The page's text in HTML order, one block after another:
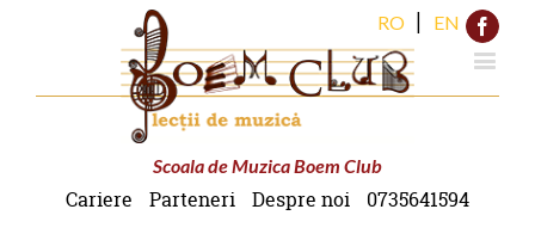
Scoala de Muzica Boem Club
RO EN
Cariere Parteneri Despre noi 0735641594